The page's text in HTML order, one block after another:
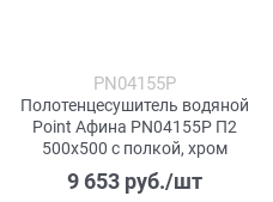
PN04155P
Полотенцесушитель водяной
Point Афина PN04155P П2
500x500 с полкой, хром
9 653 руб./шт